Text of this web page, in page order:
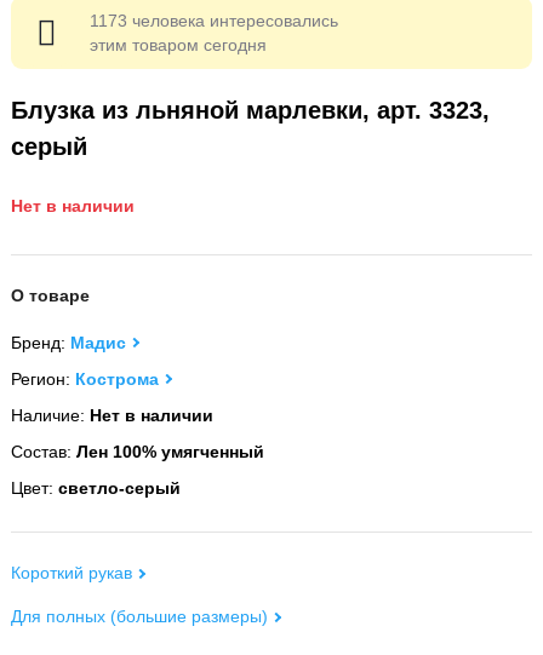
Блузка из льняной марлевки, арт. 3323,
серый
Нет в наличии
О товаре
Бренд: Мадис
Регион: Кострома
Наличие: Нет в наличии
Состав: Лен 100% умягченный
Цвет: светло-серый
Короткий рукав
Для полных (большие размеры)
1173 человека интересовались
этим товаром сегодня